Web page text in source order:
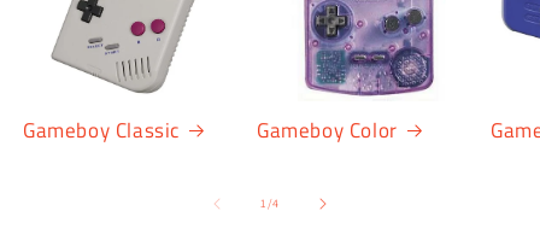
Gameboy Classic Gameboy Color
1/van
4